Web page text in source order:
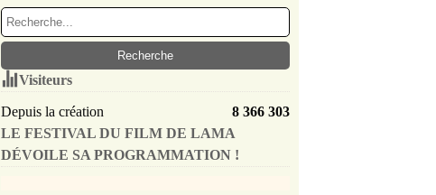
Visiteurs
Depuis la création
8 366 303
LE FESTIVAL DU FILM DE LAMA
DÉVOILE SA PROGRAMMATION !